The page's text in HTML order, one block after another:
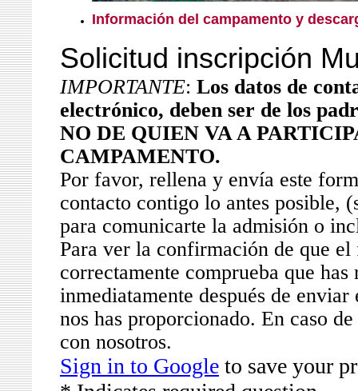
Información del campamento y